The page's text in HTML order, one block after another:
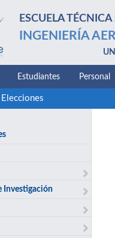
ESCUELA
INGENIERÍA
Estudiantes Personal
Elecciones
Investigación